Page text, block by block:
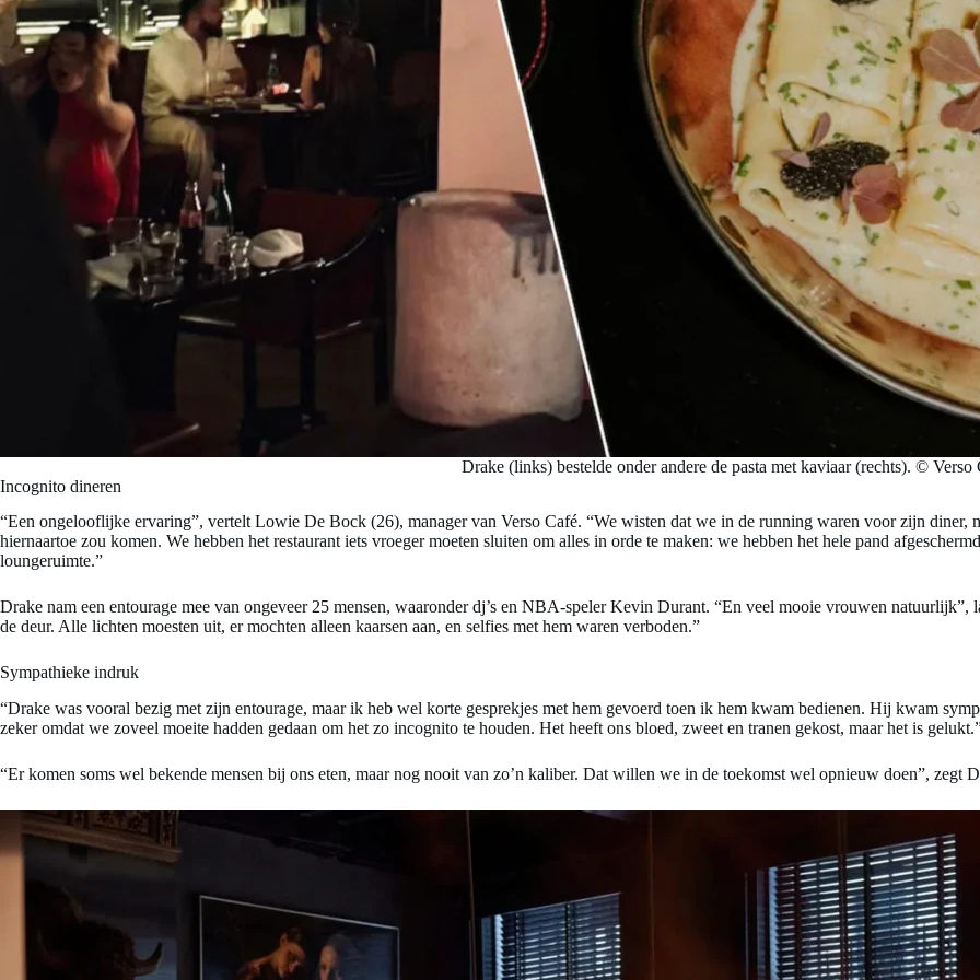
Drake (links) bestelde onder andere de pasta met kaviaar (rechts). © Verso
Incognito dineren
“Een ongelooflijke ervaring”, vertelt Lowie De Bock (26), manager van Verso Café. “We wisten dat we in de running waren voor zijn diner,
hiernaartoe zou komen. We hebben het restaurant iets vroeger moeten sluiten om alles in orde te maken: we hebben het hele pand
loungeruimte.”
Drake nam een entourage mee van ongeveer 25 mensen, waaronder dj’s en NBA-speler Kevin Durant. “En veel mooie vrouwen
de deur. Alle lichten moesten uit, er mochten alleen kaarsen aan, en selfies met hem waren verboden.”
Sympathieke indruk
“Drake was vooral bezig met zijn entourage, maar ik heb wel korte gesprekjes met hem gevoerd toen ik hem kwam bedienen. Hij kwam
zeker omdat we zoveel moeite hadden gedaan om het zo incognito te houden. Het heeft ons bloed, zweet en tranen gekost, maar het is
“Er komen soms wel bekende mensen bij ons eten, maar nog nooit van zo’n kaliber. Dat willen we in de toekomst wel opnieuw doen”, zegt